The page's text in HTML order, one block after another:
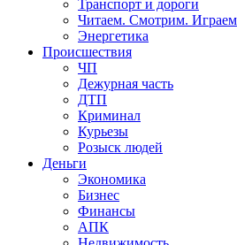
Транспорт и дороги
Читаем. Смотрим. Играем
Энергетика
Происшествия
ЧП
Дежурная часть
ДТП
Криминал
Курьезы
Розыск людей
Деньги
Экономика
Бизнес
Финансы
АПК